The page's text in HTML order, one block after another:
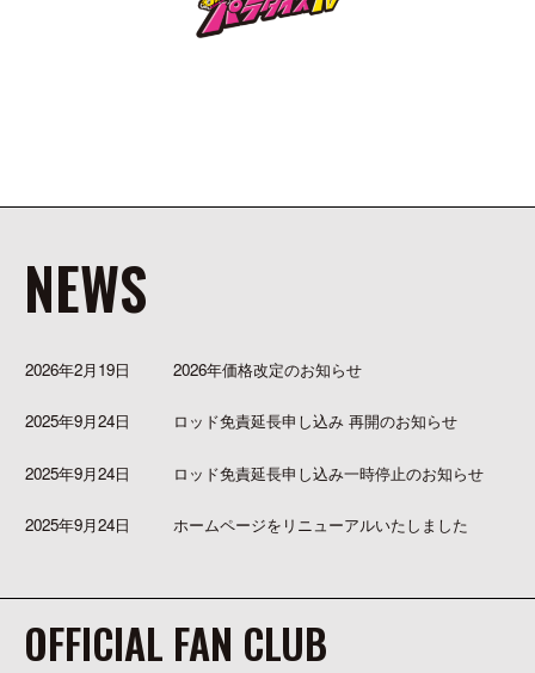
NEWS
2026年2月19日 2026年価格改定のお知らせ
2025年9月24日 ロッド免責延長申し込み 再開のお知らせ
2025年9月24日 ロッド免責延長申し込み一時停止のお知らせ
2025年9月24日 ホームページをリニューアルいたしました
OFFICIAL FAN CLUB